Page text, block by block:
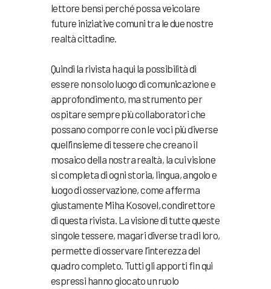
lettore bensì perché possa veicolare
future iniziative comuni tra le due nostre
realtà cittadine.
Quindi la rivista ha qui la possibilità di
essere non solo luogo di comunicazione e
approfondimento, ma strumento per
ospitare sempre più collaboratori che
possano comporre con le voci più diverse
quell’insieme di tessere che creano il
mosaico della nostra realtà, la cui visione
si completa di ogni storia, lingua, angolo e
luogo di osservazione, come afferma
giustamente Miha Kosovel, condirettore
di questa rivista. La visione di tutte queste
singole tessere, magari diverse tra di loro,
permette di osservare l’interezza del
quadro completo. Tutti gli apporti fin qui
espressi hanno giocato un ruolo